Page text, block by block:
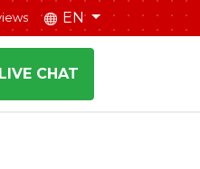
EN
LIVE CHAT